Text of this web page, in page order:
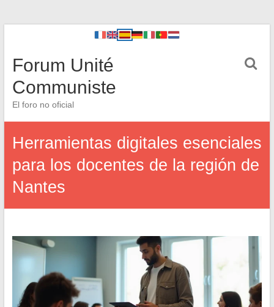
Forum Unité
Communiste
El foro no oficial
Herramientas digitales esenciales
para los docentes de la región de
Nantes